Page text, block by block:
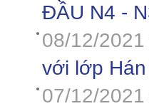
ĐẦU N4 -
08/12/
với lớp
07/12/